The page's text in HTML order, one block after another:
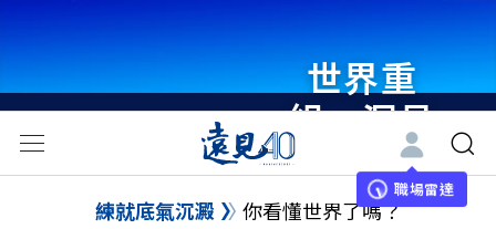
世界重
組・洞見
未來 與
世界領袖
職場雷達
練就底氣沉澱 你看懂世界了嗎？